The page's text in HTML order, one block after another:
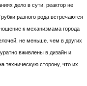
дело в сути, реактор не
разного рода встречаются
к механизмама города
не меньше. чем в других
вживлены в дизайн и
техническую сторону, что их